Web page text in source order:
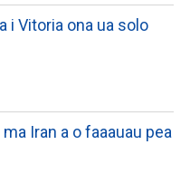
i Vitoria ona ua solo
ma Iran a o faaauau pea